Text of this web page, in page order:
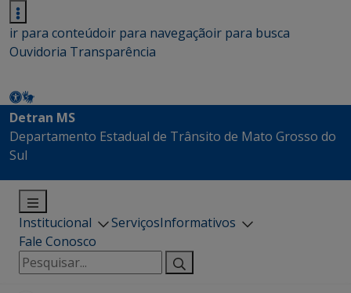
ir para conteúdoir para navegaçãoir para busca
Ouvidoria Transparência
Detran MS
Departamento Estadual de Trânsito de Mato Grosso do
Sul
Institucional ServiçosInformativos
Fale Conosco
Pesquisar
por: